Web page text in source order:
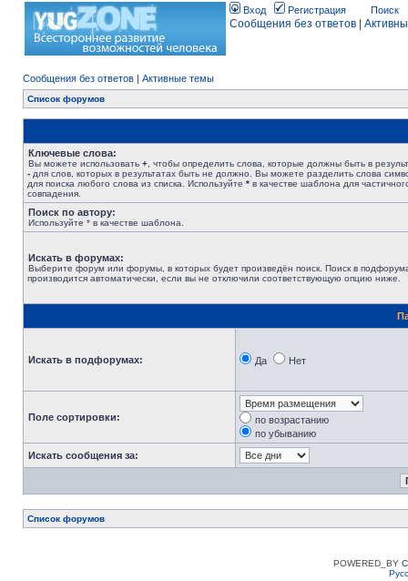
Вход Регистрация Поиск
Сообщения без ответов
Сообщения без ответов | Активные темы
Список форумов
Ключевые слова:
Вы можете использовать + , чтобы определить слова, которые должны быть в
- для слов, которых в результатах быть не должно. Вы можете разделить слова
для поиска любого слова из списка. Используйте * в качестве шаблона для
совпадения.
Поиск по автору:
Используйте * в качестве шаблона.
Искать в форумах:
Выберите форум или форумы, в которых будет произведён поиск. Поиск в
производится автоматически, если вы не отключили соответствующую опцию ниже.
Искать в подфорумах: Да Нет
Поле сортировки:
по возрастанию
по убыванию
Искать сообщения за:
Список форумов
POWERED_BY